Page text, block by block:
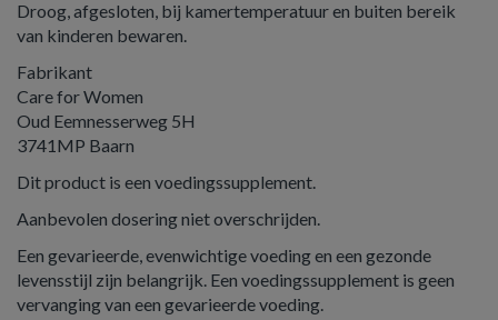
Droog, afgesloten, bij kamertemperatuur en buiten bereik
van kinderen bewaren.
Fabrikant
Care for Women
Oud Eemnesserweg 5H
3741MP Baarn
Dit product is een voedingssupplement.
Aanbevolen dosering niet overschrijden.
Een gevarieerde, evenwichtige voeding en een gezonde
levensstijl zijn belangrijk. Een voedingssupplement is geen
vervanging van een gevarieerde voeding.